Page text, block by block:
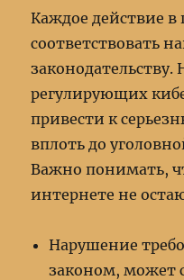
Каждое действие в
соответствовать
регулирующих
привести к
вплоть до
Важно понимать,
интернете не
Нарушение
законом, может